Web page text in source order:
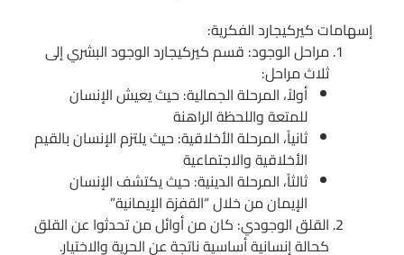
إسهامات كيركيجارد الفكرية:
مراحل الوجود: قسم كيركيجارد الوجود البشري إلى
ثلاث مراحل:
أولاً، المرحلة الجمالية: حيث يعيش الإنسان
للمتعة واللحظة الراهنة
ثانياً، المرحلة الأخلاقية: حيث يلتزم الإنسان بالقيم
الأخلاقية والاجتماعية
ثالثاً، المرحلة الدينية: حيث يكتشف الإنسان
الإيمان من خلال “القفزة الإيمانية”
القلق الوجودي: كان من أوائل من تحدثوا عن القلق
كحالة إنسانية أساسية ناتجة عن الحرية والاختيار.